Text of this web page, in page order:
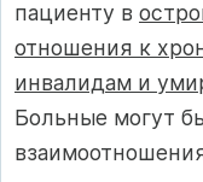
пациенту в
отношения к
инвалидам и
Больные могут